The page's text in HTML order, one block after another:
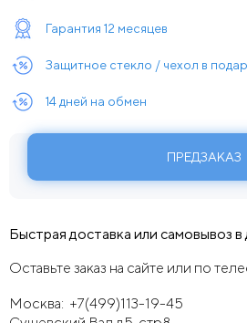
Гарантия 12 месяцев
Защитное стекло / чехол в
14 дней на обмен
ПРЕДЗАКАЗ
Быстрая доставка или самовывоз в
Оставьте заказ на сайте или по
Москва: +7(499)113-19-45